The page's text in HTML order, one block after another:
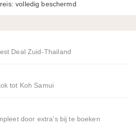
volledig beschermd
Deal Zuid-Thailand
tot Koh Samui
door extra's bij te boeken